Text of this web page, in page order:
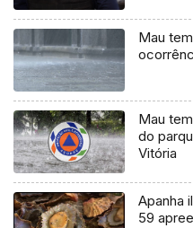
Mau
Mau
do
Vitória
Apanha
59